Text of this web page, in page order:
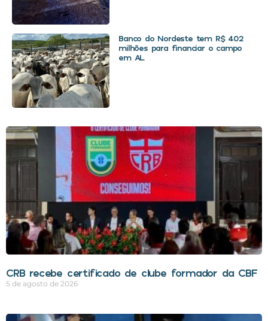
Banco do Nordeste tem R$ 402
milhões para financiar o campo
em AL
CRB recebe certificado de clube formador da CBF
5 de agosto de 2026